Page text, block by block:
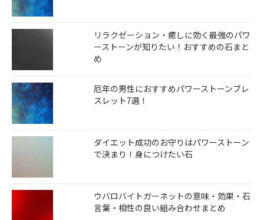
リラクゼーション・癒しに効く最強のパワ
ーストーンが知りたい！おすすめの石まと
め
厄年の男性におすすめパワーストーンブレ
スレット7選！
ダイエット成功のお守りはパワーストーン
で決まり！身につけたい石
ウバロバイトガーネットの意味・効果・石
言葉・相性の良い組み合わせまとめ